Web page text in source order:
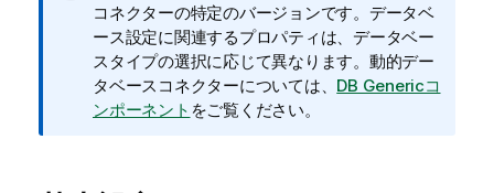
報
メ
モ
コネクターの特定のバージョンです。データベ
ース設定に関連するプロパティは、データベー
スタイプの選択に応じて異なります。動的デー
タベースコネクターについては、 DB Genericコ
ンポーネント をご覧ください。